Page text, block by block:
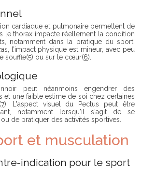
cardiaque et pulmonaire permettent de
le thorax impacte réellement la condition
notamment dans la pratique du sport.
l’impact physique est mineur, avec peu
souffle(5) ou sur le cœur(6).
peut néanmoins engendrer des
et une faible estime de soi chez certaines
7). L'aspect visuel du Pectus peut être
notamment lorsqu'il s'agit de se
de pratiquer des activités sportives.
et musculation
indication pour le sport